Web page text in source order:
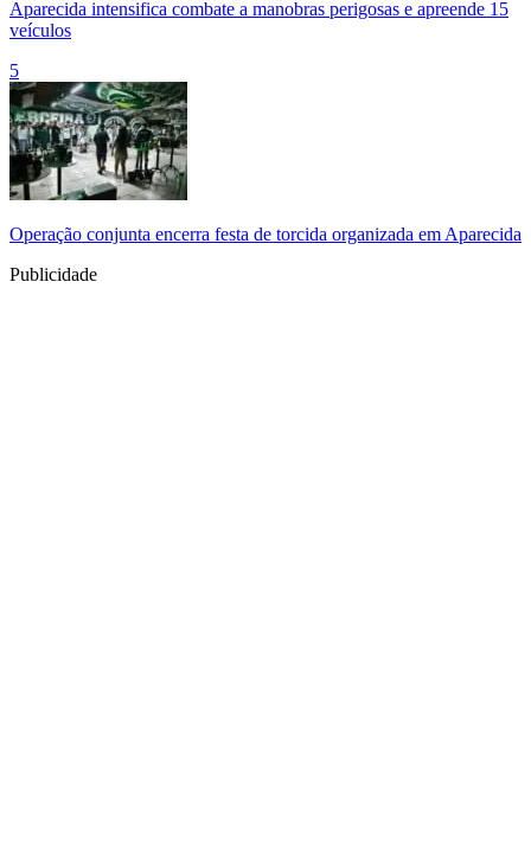
Aparecida intensifica combate a manobras perigosas e apreende 15
veículos
5
Operação conjunta encerra festa de torcida organizada em Aparecida
Publicidade